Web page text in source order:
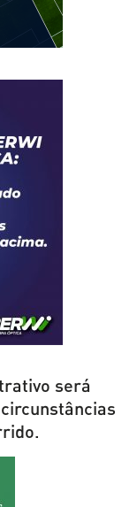
será